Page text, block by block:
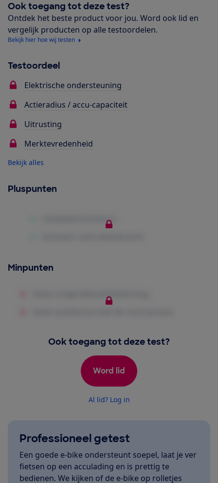
Ook toegang tot deze test?
Ontdek het beste product voor jou. Word ook lid en
vergelijk producten op alle testoordelen.
Bekijk hier hoe wij testen
Testoordeel
Elektrische ondersteuning
Actieradius / accu-capaciteit
Uitrusting
Merktevredenheid
Bekijk alles
Pluspunten
Minpunten
Ook toegang tot deze test?
Word lid
Al lid? Log in
Professioneel getest
Een goede e-bike ondersteunt soepel, laat je ver
fietsen op een acculading en is prettig te
bedienen. We kijken of de e-bike op rolletjes